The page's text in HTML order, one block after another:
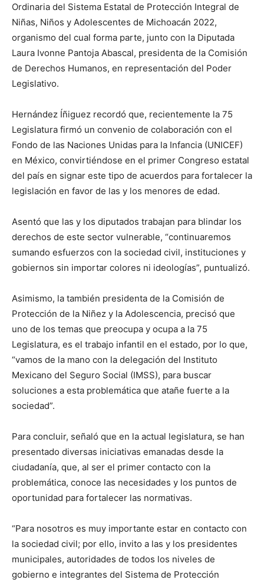
Ordinaria del Sistema Estatal de Protección Integral de
Niñas, Niños y Adolescentes de Michoacán 2022,
organismo del cual forma parte, junto con la Diputada
Laura Ivonne Pantoja Abascal, presidenta de la Comisión
de Derechos Humanos, en representación del Poder
Legislativo.
Hernández Íñiguez recordó que, recientemente la 75
Legislatura firmó un convenio de colaboración con el
Fondo de las Naciones Unidas para la Infancia (UNICEF)
en México, convirtiéndose en el primer Congreso estatal
del país en signar este tipo de acuerdos para fortalecer la
legislación en favor de las y los menores de edad.
Asentó que las y los diputados trabajan para blindar los
derechos de este sector vulnerable, “continuaremos
sumando esfuerzos con la sociedad civil, instituciones y
gobiernos sin importar colores ni ideologías”, puntualizó.
Asimismo, la también presidenta de la Comisión de
Protección de la Niñez y la Adolescencia, precisó que
uno de los temas que preocupa y ocupa a la 75
Legislatura, es el trabajo infantil en el estado, por lo que,
“vamos de la mano con la delegación del Instituto
Mexicano del Seguro Social (IMSS), para buscar
soluciones a esta problemática que atañe fuerte a la
sociedad”.
Para concluir, señaló que en la actual legislatura, se han
presentado diversas iniciativas emanadas desde la
ciudadanía, que, al ser el primer contacto con la
problemática, conoce las necesidades y los puntos de
oportunidad para fortalecer las normativas.
“Para nosotros es muy importante estar en contacto con
la sociedad civil; por ello, invito a las y los presidentes
municipales, autoridades de todos los niveles de
gobierno e integrantes del Sistema de Protección